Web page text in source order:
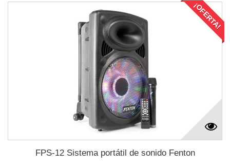
¡OFERTA!
FPS-12 Sistema portátil de sonido Fenton